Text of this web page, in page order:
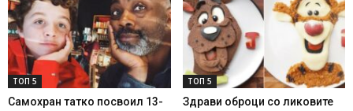
ТОП 5
Самохран татко посвоил 13-
ТОП 5
Здрави оброци со ликовите